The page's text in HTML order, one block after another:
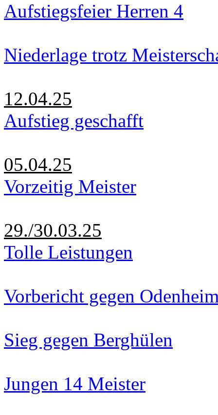
Aufstiegsfeier Herren 4
Niederlage trotz
12.04.25
Aufstieg geschafft
05.04.25
Vorzeitig Meister
29./30.03.25
Tolle Leistungen
Vorbericht gegen
Sieg gegen Berghülen
Jungen 14 Meister